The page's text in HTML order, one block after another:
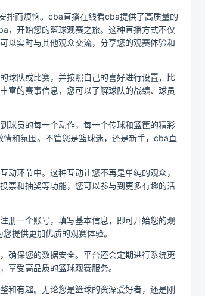
排而烦恼。cba直播在线看cba提供了高质量的
，开始您的篮球观赛之旅。这种直播方式不仅
以实时与其他观众交流，分享您的观赛体验和
球队或比赛，并按照自己的喜好进行设置，比
富的赛事信息，您可以了解球队的战绩、球员
球员的每一个动作，每一个传球和篮筐的精彩
和氛围。不管您是篮球迷，还是新手，cba直
环节中。这种互动让您不再是单纯的观众，
票和抽奖等功能，您可以参与到更多有趣的活
册一个账号，填写基本信息，即可开始您的观
提供更加优质的观赛体验。
确保您的数据安全。平台还会定期进行系统更
受高品质的篮球观赛服务。
和有趣。无论您是篮球的资深爱好者，还是刚